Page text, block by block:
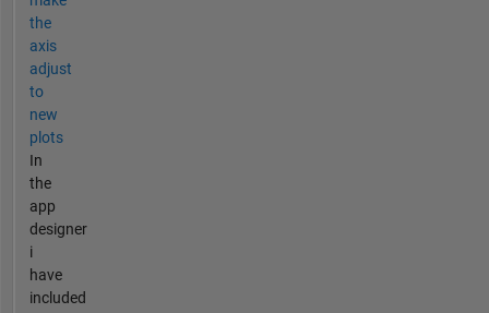
the
axis
adjust
to
new
plots
In
the
app
designer
i
have
included